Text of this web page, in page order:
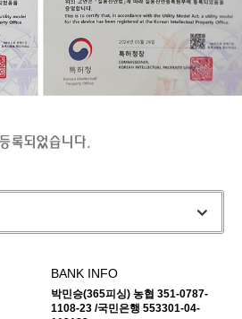
BANK INFO
박민승(365피싱) 농협 351-0787-
1108-23 /국민은행 553301-04-